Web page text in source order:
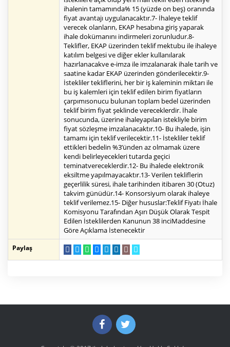
ihalenin tamamında% 15 (yüzde on beş) oranında
fiyat avantajı uygulanacaktır.7- İhaleye teklif
verecek olanların, EKAP hesabına giriş yaparak
ihale dokümanını indirmeleri zorunludur.8-
Teklifler, EKAP üzerinden teklif mektubu ile ihaleye
katılım belgesi ve diğer ekler kullanılarak
hazırlanacakve e-imza ile imzalanarak ihale tarih ve
saatine kadar EKAP üzerinden gönderilecektir.9-
İstekliler tekliflerini, her bir iş kaleminin miktarı ile
bu iş kalemleri için teklif edilen birim fiyatların
çarpımısonucu bulunan toplam bedel üzerinden
teklif birim fiyat şeklinde vereceklerdir. İhale
sonucunda, üzerine ihaleyapılan istekliyle birim
fiyat sözleşme imzalanacaktır.10- Bu ihalede, işin
tamamı için teklif verilecektir.11- İstekliler teklif
ettikleri bedelin %3’ünden az olmamak üzere
kendi belirleyecekleri tutarda geçici
teminatvereceklerdir.12- Bu ihalede elektronik
eksiltme yapılmayacaktır.13- Verilen tekliflerin
geçerlilik süresi, ihale tarihinden itibaren 30 (Otuz)
takvim günüdür.14- Konsorsiyum olarak ihaleye
teklif verilemez.15- Diğer hususlar:Teklif Fiyatı İhale
Komisyonu Tarafından Aşırı Düşük Olarak Tespit
Edilen İsteklilerden Kanunun 38 inciMaddesine
Göre Açıklama İstenecektir
Paylaş